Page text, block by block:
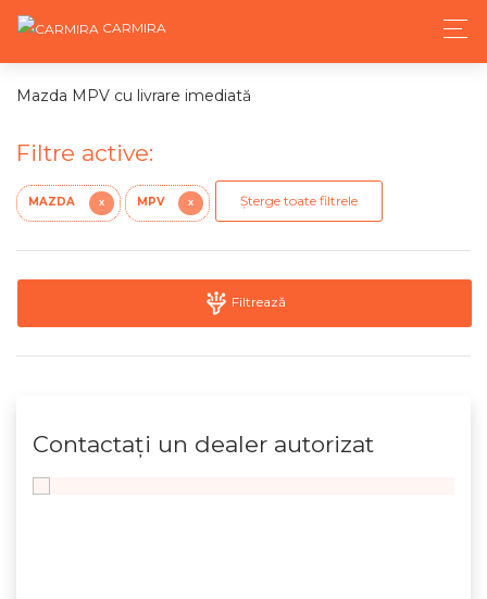
CARMIRA
Mazda MPV cu livrare imediată
Filtre active:
MAZDA X MPV X Șterge toate filtrele
Filtrează
Contactaţi un dealer autorizat